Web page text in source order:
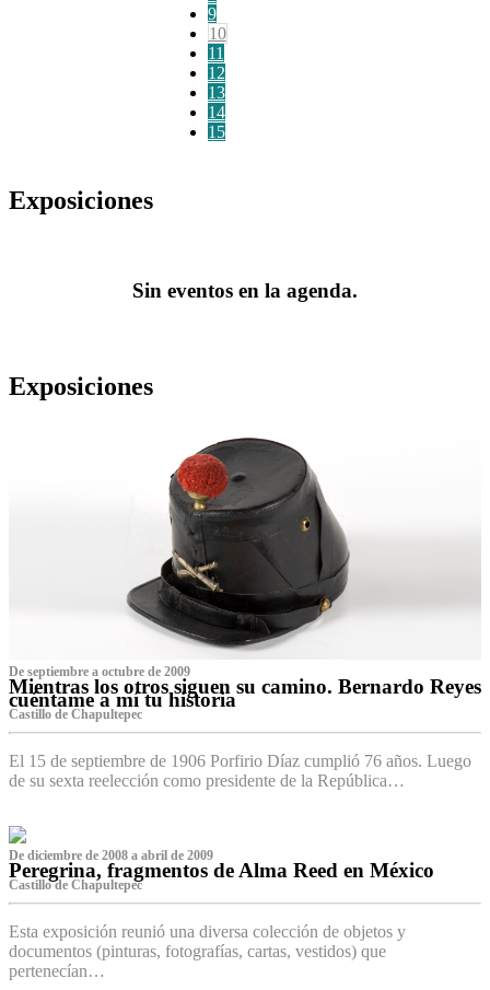
9
10
11
12
13
14
15
Exposiciones
Sin eventos en la agenda.
Exposiciones
De septiembre a octubre de 2009
Mientras los otros siguen su camino. Bernardo Reyes
cuéntame a mí tu historia
Castillo de Chapultepec
El 15 de septiembre de 1906 Porfirio Díaz cumplió 76 años. Luego
de su sexta reelección como presidente de la República…
De diciembre de 2008 a abril de 2009
Peregrina, fragmentos de Alma Reed en México
Castillo de Chapultepec
Esta exposición reunió una diversa colección de objetos y
documentos (pinturas, fotografías, cartas, vestidos) que
pertenecían…